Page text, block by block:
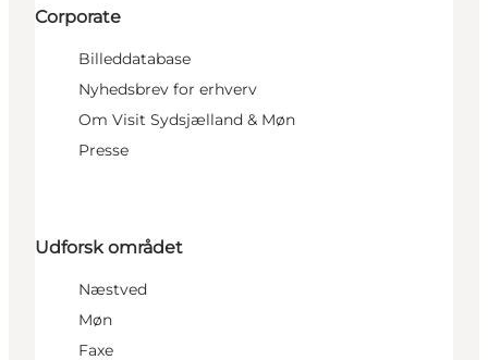
Corporate
Billeddatabase
Nyhedsbrev for erhverv
Om Visit Sydsjælland & Møn
Presse
Udforsk området
Næstved
Møn
Faxe